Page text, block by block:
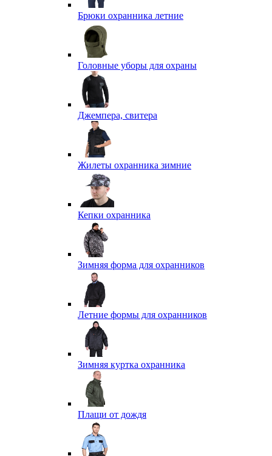
Брюки охранника летние
Головные уборы для охраны
Джемпера, свитера
Жилеты охранника зимние
Кепки охранника
Зимняя форма для охранников
Летние формы для охранников
Зимняя куртка охранника
Плащи от дождя